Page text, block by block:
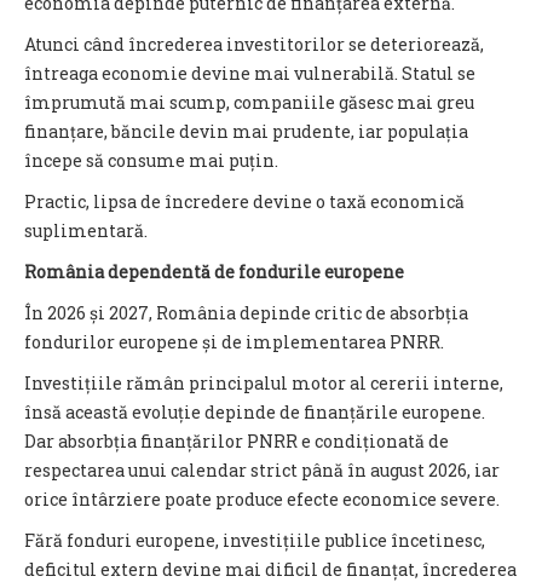
Atunci când încrederea investitorilor se deteriorează,
întreaga economie devine mai vulnerabilă. Statul se
împrumută mai scump, companiile găsesc mai greu
finanțare, băncile devin mai prudente, iar populația
începe să consume mai puțin.
Practic, lipsa de încredere devine o taxă economică
suplimentară.
România dependentă de fondurile europene
În 2026 și 2027, România depinde critic de absorbția
fondurilor europene și de implementarea PNRR.
Investițiile rămân principalul motor al cererii interne,
însă această evoluție depinde de finanțările europene.
Dar absorbția finanțărilor PNRR e condiționată de
respectarea unui calendar strict până în august 2026, iar
orice întârziere poate produce efecte economice severe.
Fără fonduri europene, investițiile publice încetinesc,
deficitul extern devine mai dificil de finanțat, încrederea